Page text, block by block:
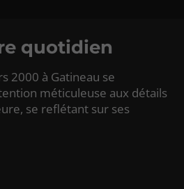
quotidien
2000 à Gatineau se
méticuleuse aux détails
se reflétant sur ses